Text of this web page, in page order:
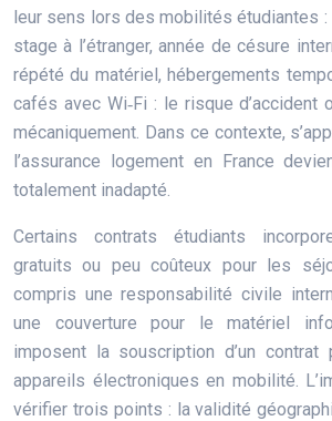
leur sens lors des mobilités étudiantes :
stage à l’étranger, année de césure
répété du matériel, hébergements
cafés avec Wi‑Fi : le risque d’accident
mécaniquement. Dans ce contexte,
l’assurance logement en France
totalement inadapté.
Certains contrats étudiants
gratuits ou peu coûteux pour les
compris une responsabilité civile
une couverture pour le matériel
imposent la souscription d’un contrat
appareils électroniques en mobilité.
vérifier trois points : la validité